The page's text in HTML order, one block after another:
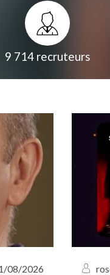
9 714 recruteurs
08/2026